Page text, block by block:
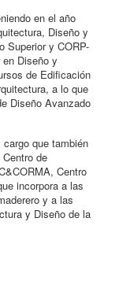
en el año
Diseño y
Superior y CORP-
Diseño y
de Edificación
a lo que
Diseño Avanzado
que también
de
Centro
incorpora a las
y a las
y Diseño de la